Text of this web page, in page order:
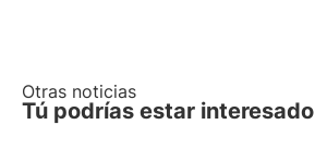
Otras noticias
Tú podrías estar interesado